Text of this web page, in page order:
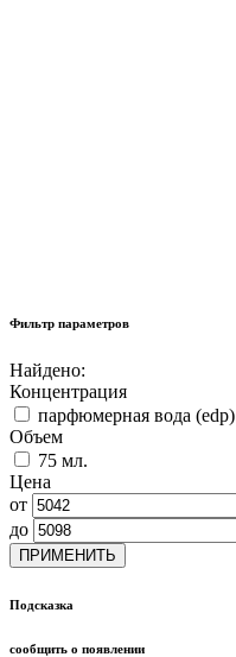
Фильтр параметров
Найдено:
Концентрация
парфюмерная вода (edp)
Объем
75 мл.
Цена
от
до
ПРИМЕНИТЬ
Подсказка
сообщить о появлении